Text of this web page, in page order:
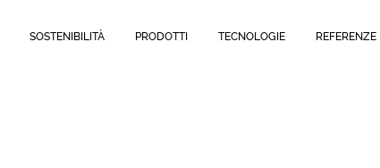
SOSTENIBILITÀ PRODOTTI TECNOLOGIE REFERENZE